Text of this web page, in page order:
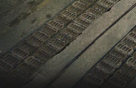
Twitch Ganimetleri